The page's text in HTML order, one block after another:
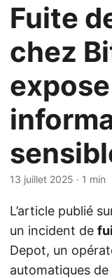
Fuite
chez
13 juillet 2025 · 1 min
L’article publié
un incident de
Depot, un
automatiques